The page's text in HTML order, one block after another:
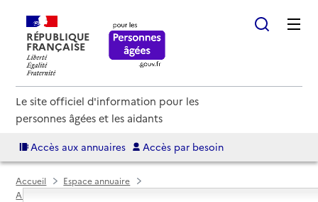
RÉPUBLIQUE
FRANÇAISE
Le site officiel d'information pour les
personnes âgées et les aidants
Accès aux annuaires Accès par besoin
Accueil
Espace annuaire
Annuaire EHPAD et maisons de retraite